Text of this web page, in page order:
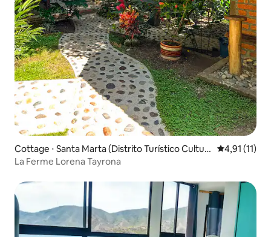
Cottage ⋅ Santa Marta (Distrito Turístico Cultur
al E Histórico)
Évaluation
4,91 (11)
La Ferme Lorena Tayrona